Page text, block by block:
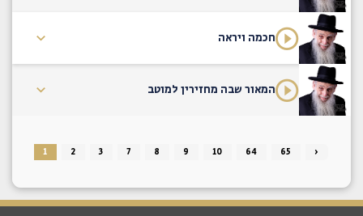
חכמה ויראה
המאור שבה מחזירין למוטב
1 2 3 7 8 9 10 64 65 ›